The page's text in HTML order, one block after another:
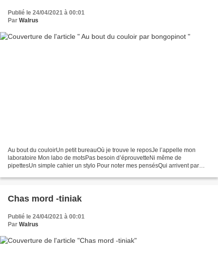
Publié le 24/04/2021 à 00:01
Par Walrus
Au bout du couloirUn petit bureauOù je trouve le reposJe l’appelle mon
laboratoire Mon labo de motsPas besoin d’éprouvetteNi même de
pipettesUn simple cahier un stylo Pour noter mes pensésQui arrivent par
Chas mord -tiniak
Publié le 24/04/2021 à 00:01
Par Walrus